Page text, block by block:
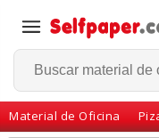
Material de Oficina
Volver